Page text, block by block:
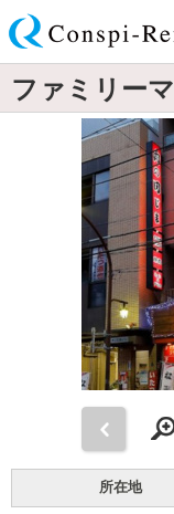
ファミリー
所在地